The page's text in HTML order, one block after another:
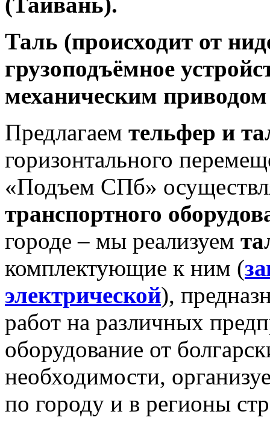
Таль (происходит от
грузоподъёмное
механическим
Предлагаем тельфер и
горизонтального
«Подъем СПб»
транспортного
городе – мы реализуем
комплектующие к ним (
электрической),
работ на различных
оборудование от
необходимости,
по городу и в регионы